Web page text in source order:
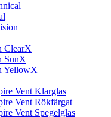
ClearX
SunX
YellowX
Vent Klarglas
Vent Rökfärgat
Vent Spegelglas